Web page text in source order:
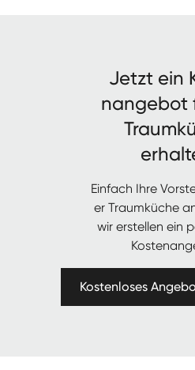
Jet­zt ein
nange­bot
Ein­fach Ihre
er Traumküche
wir erstellen ein
Kostenloses